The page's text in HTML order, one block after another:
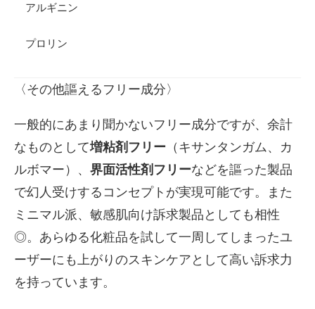
アルギニン
プロリン
〈その他謳えるフリー成分〉
一般的にあまり聞かないフリー成分ですが、余計
なものとして増粘剤フリー （キサンタンガム、カ
ルボマー）、 界面活性剤フリーなどを謳った製品
で幻人受けするコンセプトが実現可能です。また
ミニマル派、敏感肌向け訴求製品としても相性
◎。あらゆる化粧品を試して一周してしまったユ
ーザーにも上がりのスキンケアとして高い訴求力
を持っています。